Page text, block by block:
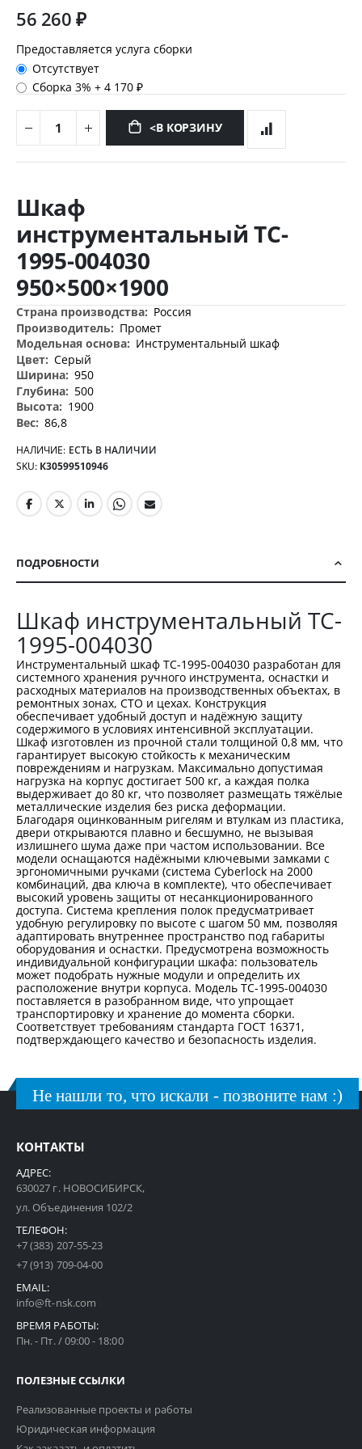
56 260 ₽
Предоставляется услуга сборки
Отсутствует
Сборка 3%+4 170 ₽
<В КОРЗИНУ
к
началу
изображений
Шкаф
инструментальный TC-
1995-004030
950×500×1900
Дополнительная
информация
Россия
Промет
Инструментальный шкаф
Серый
950
500
1900
86,8
НАЛИЧИЕ: ЕСТЬ В НАЛИЧИИ
SKU К30599510946
ПОДРОБНОСТИ
Шкаф инструментальный TC-
1995-004030
Инструментальный шкаф TC-1995-004030 разработан для
системного хранения ручного инструмента, оснастки и
расходных материалов на производственных объектах, в
ремонтных зонах, СТО и цехах. Конструкция
обеспечивает удобный доступ и надёжную защиту
содержимого в условиях интенсивной эксплуатации.
Шкаф изготовлен из прочной стали толщиной 0,8 мм, что
гарантирует высокую стойкость к механическим
повреждениям и нагрузкам. Максимально допустимая
нагрузка на корпус достигает 500 кг, а каждая полка
выдерживает до 80 кг, что позволяет размещать тяжёлые
металлические изделия без риска деформации.
Благодаря оцинкованным ригелям и втулкам из пластика,
двери открываются плавно и бесшумно, не вызывая
излишнего шума даже при частом использовании. Все
модели оснащаются надёжными ключевыми замками с
эргономичными ручками (система Cyberlock на 2000
комбинаций, два ключа в комплекте), что обеспечивает
высокий уровень защиты от несанкционированного
доступа. Система крепления полок предусматривает
удобную регулировку по высоте с шагом 50 мм, позволяя
адаптировать внутреннее пространство под габариты
оборудования и оснастки. Предусмотрена возможность
индивидуальной конфигурации шкафа: пользователь
может подобрать нужные модули и определить их
расположение внутри корпуса. Модель TC-1995-004030
поставляется в разобранном виде, что упрощает
транспортировку и хранение до момента сборки.
Соответствует требованиям стандарта ГОСТ 16371,
подтверждающего качество и безопасность изделия.
Не нашли то, что искали - позвоните нам :)
КОНТАКТЫ
АДРЕС:
630027 г. НОВОСИБИРСК,
ул. Объединения 102/2
ТЕЛЕФОН:
+7 (383) 207-55-23
+7 (913) 709-04-00
EMAIL:
info@ft-nsk.com
ВРЕМЯ РАБОТЫ:
Пн. - Пт. / 09:00 - 18:00
ПОЛЕЗНЫЕ ССЫЛКИ
Реализованные проекты и работы
Юридическая информация